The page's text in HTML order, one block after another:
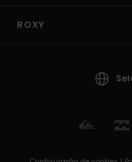
ROXY